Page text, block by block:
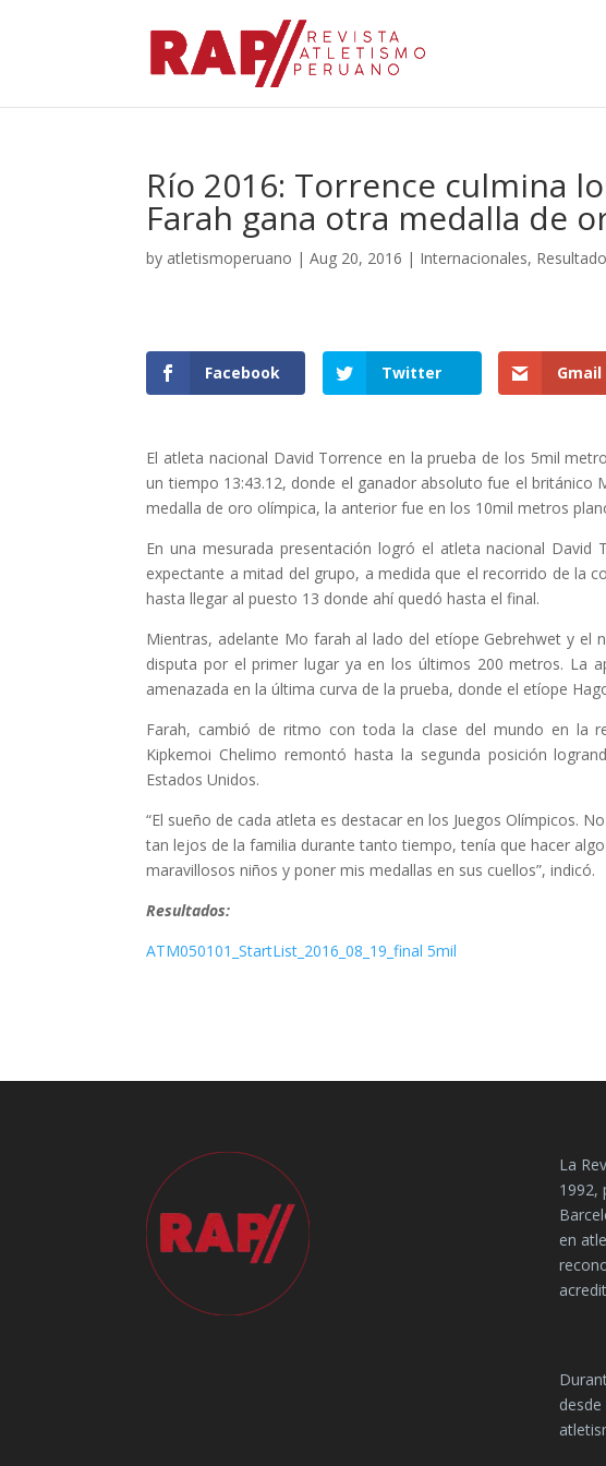
Río 2016: Torrence culmina
Farah gana otra medalla de
by atletismoperuano |Aug 20, 2016 | Internacionales,
Facebook Twitter Gmail
El atleta nacional David Torrence en la prueba de los 5mil
un tiempo 13:43.12, donde el ganador absoluto fue el británico
medalla de oro olímpica, la anterior fue en los 10mil metros
En una mesurada presentación logró el atleta nacional
expectante a mitad del grupo, a medida que el recorrido de la
hasta llegar al puesto 13 donde ahí quedó hasta el final.
Mientras, adelante Mo farah al lado del etíope Gebrehwet y el
disputa por el primer lugar ya en los últimos 200 metros. La
amenazada en la última curva de la prueba, donde el etíope
Farah, cambió de ritmo con toda la clase del mundo en la
Kipkemoi Chelimo remontó hasta la segunda posición
Estados Unidos.
“El sueño de cada atleta es destacar en los Juegos Olímpicos.
tan lejos de la familia durante tanto tiempo, tenía que hacer
maravillosos niños y poner mis medallas en sus cuellos”, indicó.
Resultados:
ATM050101_StartList_2016_08_19_final 5mil
La
1992,
en